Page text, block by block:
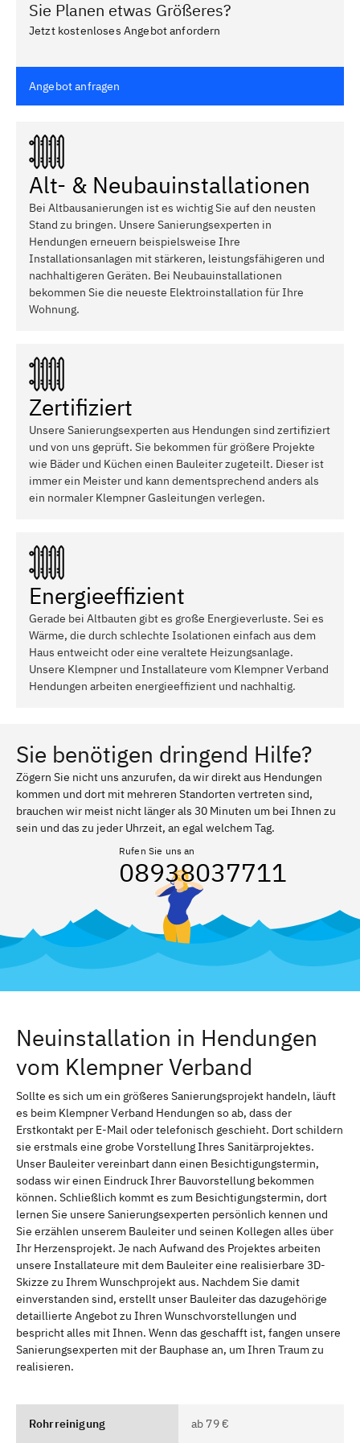
Sie Planen etwas Größeres?
Jetzt kostenloses Angebot anfordern
Angebot anfragen
Alt- & Neubauinstallationen
Bei Altbausanierungen ist es wichtig Sie auf den neusten
Stand zu bringen. Unsere Sanierungsexperten in
Hendungen erneuern beispielsweise Ihre
Installationsanlagen mit stärkeren, leistungsfähigeren und
nachhaltigeren Geräten. Bei Neubauinstallationen
bekommen Sie die neueste Elektroinstallation für Ihre
Wohnung.
Zertifiziert
Unsere Sanierungsexperten aus Hendungen sind zertifiziert
und von uns geprüft. Sie bekommen für größere Projekte
wie Bäder und Küchen einen Bauleiter zugeteilt. Dieser ist
immer ein Meister und kann dementsprechend anders als
ein normaler Klempner Gasleitungen verlegen.
Energieeffizient
Gerade bei Altbauten gibt es große Energieverluste. Sei es
Wärme, die durch schlechte Isolationen einfach aus dem
Haus entweicht oder eine veraltete Heizungsanlage.
Unsere Klempner und Installateure vom Klempner Verband
Hendungen arbeiten energieeffizient und nachhaltig.
Sie benötigen dringend Hilfe?
Zögern Sie nicht uns anzurufen, da wir direkt aus Hendungen
kommen und dort mit mehreren Standorten vertreten sind,
brauchen wir meist nicht länger als 30 Minuten um bei Ihnen zu
sein und das zu jeder Uhrzeit, an egal welchem Tag.
Rufen Sie uns an
08938037711
Neuinstallation in Hendungen
vom Klempner Verband
Sollte es sich um ein größeres Sanierungsprojekt handeln, läuft
es beim Klempner Verband Hendungen so ab, dass der
Erstkontakt per E-Mail oder telefonisch geschieht. Dort schildern
sie erstmals eine grobe Vorstellung Ihres Sanitärprojektes.
Unser Bauleiter vereinbart dann einen Besichtigungstermin,
sodass wir einen Eindruck Ihrer Bauvorstellung bekommen
können. Schließlich kommt es zum Besichtigungstermin, dort
lernen Sie unsere Sanierungsexperten persönlich kennen und
Sie erzählen unserem Bauleiter und seinen Kollegen alles über
Ihr Herzensprojekt. Je nach Aufwand des Projektes arbeiten
unsere Installateure mit dem Bauleiter eine realisierbare 3D-
Skizze zu Ihrem Wunschprojekt aus. Nachdem Sie damit
einverstanden sind, erstellt unser Bauleiter das dazugehörige
detaillierte Angebot zu Ihren Wunschvorstellungen und
bespricht alles mit Ihnen. Wenn das geschafft ist, fangen unsere
Sanierungsexperten mit der Bauphase an, um Ihren Traum zu
realisieren.
Rohrreinigung ab 79 €